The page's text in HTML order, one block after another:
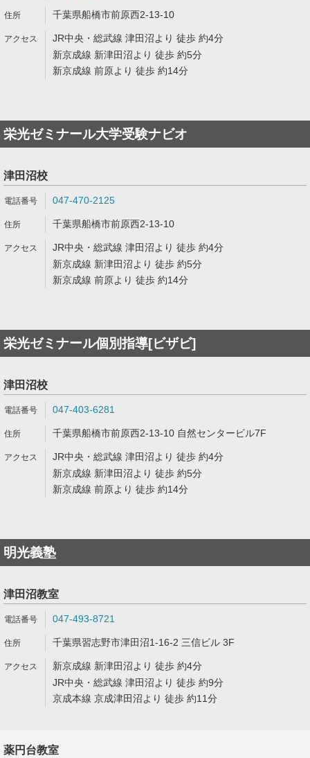
千葉県船橋市前原西2-13-10
JR中央・総武線 津田沼より 徒歩 約4分
新京成線 新津田沼より 徒歩 約5分
新京成線 前原より 徒歩 約14分
栄光ゼミナール大学受験ナビオ
津田沼校
047-470-2125
千葉県船橋市前原西2-13-10
JR中央・総武線 津田沼より 徒歩 約4分
新京成線 新津田沼より 徒歩 約5分
新京成線 前原より 徒歩 約14分
栄光ゼミナール個別指導[ビザビ]
津田沼校
047-403-6281
千葉県船橋市前原西2-13-10 自然センタービル7F
JR中央・総武線 津田沼より 徒歩 約4分
新京成線 新津田沼より 徒歩 約5分
新京成線 前原より 徒歩 約14分
明光義塾
津田沼教室
047-493-8721
千葉県習志野市津田沼1-16-2 三信ビル 3F
新京成線 新津田沼より 徒歩 約4分
JR中央・総武線 津田沼より 徒歩 約9分
京成本線 京成津田沼より 徒歩 約11分
薬円台教室